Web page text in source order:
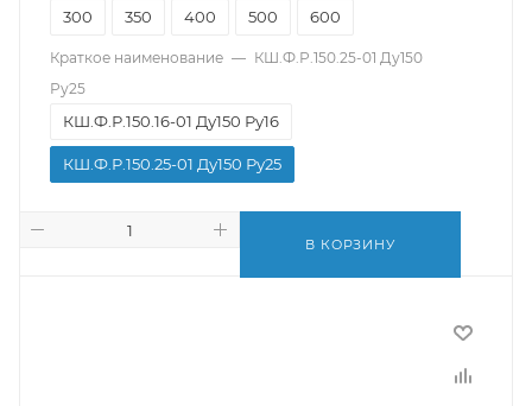
300 350 400 500 600
Краткое наименование — КШ.Ф.Р.150.25-01 Ду150
Ру25
КШ.Ф.Р.150.16-01 Ду150 Ру16
КШ.Ф.Р.150.25-01 Ду150 Ру25
В КОРЗИНУ